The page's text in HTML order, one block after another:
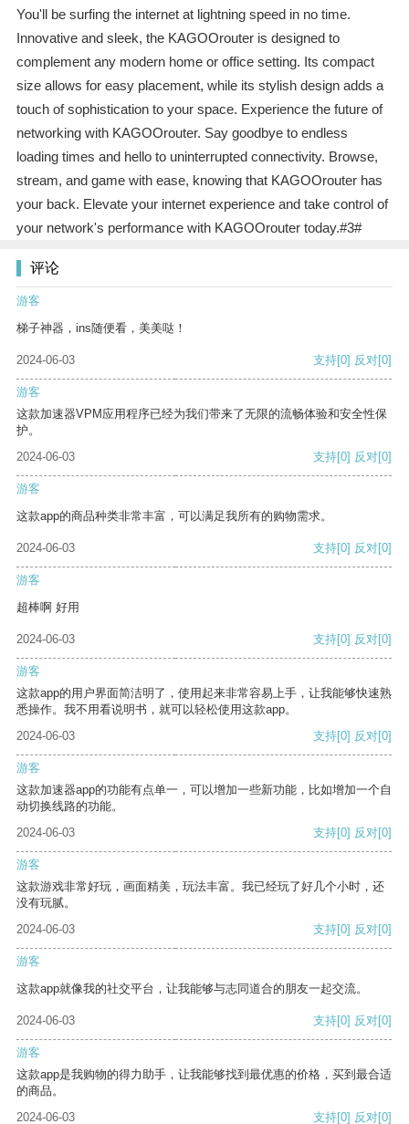
You'll be surfing the internet at lightning speed in no time.
Innovative and sleek, the KAGOOrouter is designed to
complement any modern home or office setting. Its compact
size allows for easy placement, while its stylish design adds a
touch of sophistication to your space. Experience the future of
networking with KAGOOrouter. Say goodbye to endless
loading times and hello to uninterrupted connectivity. Browse,
stream, and game with ease, knowing that KAGOOrouter has
your back. Elevate your internet experience and take control of
your network's performance with KAGOOrouter today.#3#
评论
游客
梯子神器，ins随便看，美美哒！
2024-06-03 支持[0] 反对[0]
游客
这款加速器VPM应用程序已经为我们带来了无限的流畅体验和安全性保
护。
2024-06-03
支持[0] 反对[0]
游客
这款app的商品种类非常丰富，可以满足我所有的购物需求。
2024-06-03 支持[0] 反对[0]
游客
超棒啊 好用
2024-06-03 支持[0] 反对[0]
游客
这款app的用户界面简洁明了，使用起来非常容易上手，让我能够快速熟
悉操作。我不用看说明书，就可以轻松使用这款app。
2024-06-03
支持[0] 反对[0]
游客
这款加速器app的功能有点单一，可以增加一些新功能，比如增加一个自
动切换线路的功能。
2024-06-03
支持[0] 反对[0]
游客
这款游戏非常好玩，画面精美，玩法丰富。我已经玩了好几个小时，还
没有玩腻。
2024-06-03
支持[0] 反对[0]
游客
这款app就像我的社交平台，让我能够与志同道合的朋友一起交流。
2024-06-03 支持[0] 反对[0]
游客
这款app是我购物的得力助手，让我能够找到最优惠的价格，买到最合适
的商品。
2024-06-03
支持[0] 反对[0]